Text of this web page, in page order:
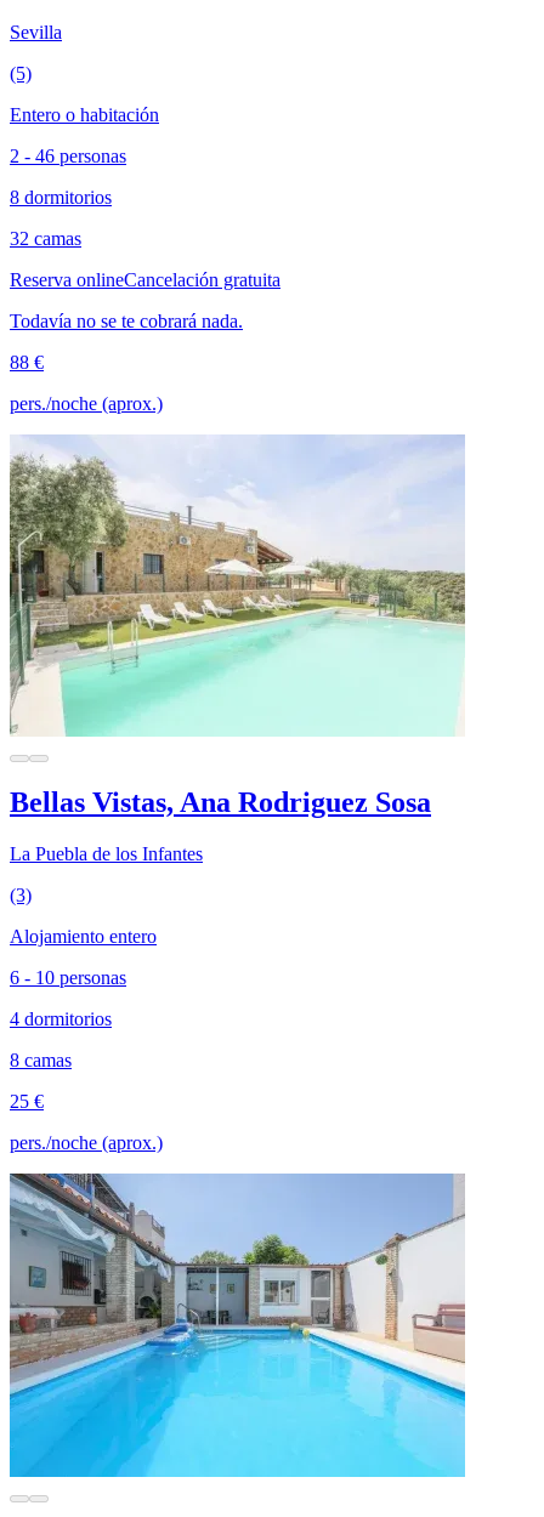
Sevilla
(5)
Entero o habitación
2 - 46 personas
8 dormitorios
32 camas
Reserva onlineCancelación gratuita
Todavía no se te cobrará nada.
88 €
pers./noche (aprox.)
Bellas Vistas, Ana Rodriguez Sosa
La Puebla de los Infantes
(3)
Alojamiento entero
6 - 10 personas
4 dormitorios
8 camas
25 €
pers./noche (aprox.)